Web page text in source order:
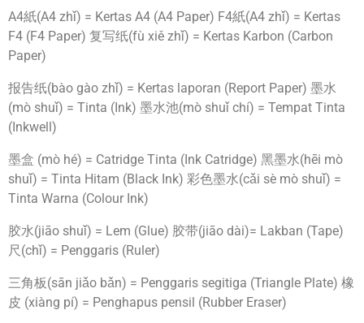
A4紙(A4 zhǐ) = Kertas A4 (A4 Paper) F4紙(A4 zhǐ) = Kertas
F4 (F4 Paper) 复写纸(fù xiě zhǐ) = Kertas Karbon (Carbon
Paper)
报告纸(bào gào zhǐ) = Kertas laporan (Report Paper) 墨水
(mò shuǐ) = Tinta (Ink) 墨水池(mò shuǐ chí) = Tempat Tinta
(Inkwell)
墨盒 (mò hé) = Catridge Tinta (Ink Catridge) 黑墨水(hēi mò
shuǐ) = Tinta Hitam (Black Ink) 彩色墨水(cǎi sè mò shuǐ) =
Tinta Warna (Colour Ink)
胶水(jiāo shuǐ) = Lem (Glue) 胶带(jiāo dài)= Lakban (Tape)
尺(chǐ) = Penggaris (Ruler)
三角板(sān jiǎo bǎn) = Penggaris segitiga (Triangle Plate) 橡
皮 (xiàng pí) = Penghapus pensil (Rubber Eraser)